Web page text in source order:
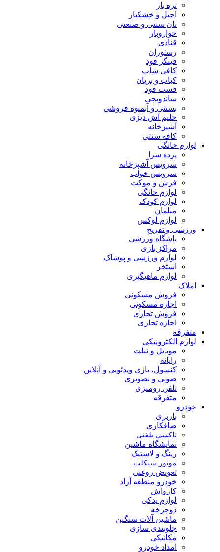
تره بار
آجیل و خشکبار
نان سنتی و صنعتی
خواروبار
قنادی
رستوران
فینگر فود
کافی شاپ
کباب و بریان
فست فود
ساندویچی
بستنی و آبمیوه فروشی
حلیم آش دیزی
آشپزخانه
کافه سنتی
لوازم خانگی
پرده سرا
سرویس آشپزخانه
سرویس خواب
فرش و موکت
لوازم خانگی
لوازم کودک
مبلمان
لوازم لوکس
ورزشی و تفریح
باشگاه ورزشی
مراکز بازی
لوازم ورزشی و پوشاک
استخر
لوازم ماهیگیری
املاک
فروش مسکونی
اجاره مسکونی
فروش تجاری
اجاره تجاری
متفرقه
لوازم الکترونیکی
موبایل و تبلت
رایانه
کنسول، بازی‌ ویدئویی و آنلاین
صوتی و تصویری
تلفن رومیزی
متفرقه
خودرو
باربری
صافکاری
تاکسی تلفنی
نمایشگاه ماشین
رینگ و لاستیک
موتور سیکلت
تعویض روغنی
خودرو منطقه آزاد
کارواش
لوازم یدکی
دوچرخه
ماشین آلات سنگین
جلوبندی سازی
مکانیکی
امداد خودرو